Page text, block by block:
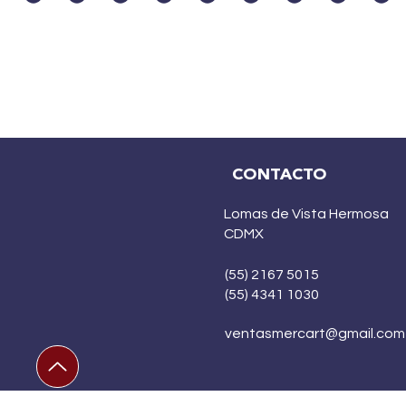
CONTACTO
Lomas de Vista Hermosa
CDMX
(55) 2167 5015
(55) 4341 1030
ventasmercart@gmail.com